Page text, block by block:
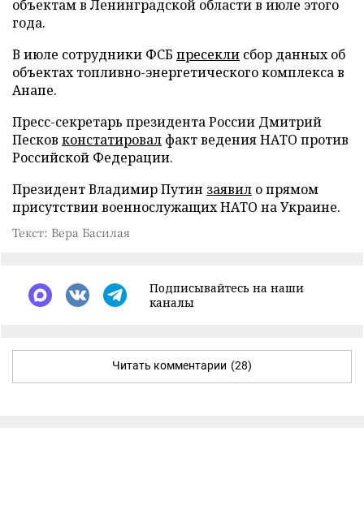
объектам в Ленинградской области в июле этого
года.
В июле сотрудники ФСБ пресекли сбор данных об
объектах топливно-энергетического комплекса в
Анапе.
Пресс-секретарь президента России Дмитрий
Песков констатировал факт ведения НАТО против
Российской Федерации.
Президент Владимир Путин заявил о прямом
присутствии военнослужащих НАТО на Украине.
Текст: Вера Басилая
Подписывайтесь на наши
каналы
Читать комментарии (28)